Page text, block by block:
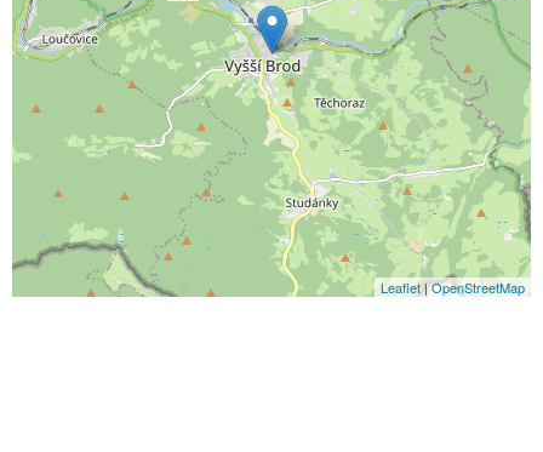
Leaflet |OpenStreetMap